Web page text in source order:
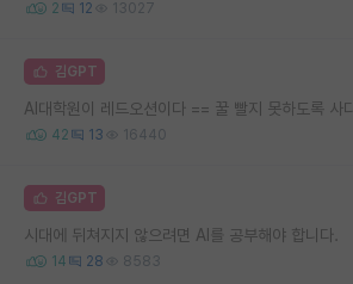
2 12 13027
김GPT
AI대학원이 레드오션이다 == 꿀 빨지 못하도록 사
42 13 16440
김GPT
시대에 뒤쳐지지 않으려면 AI를 공부해야 합니다.
14 28 8583